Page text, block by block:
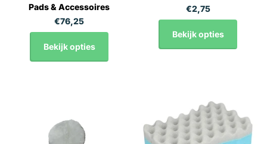
Pads & Accessoires
€76,25
Bekijk opties
€2,75
Bekijk opties